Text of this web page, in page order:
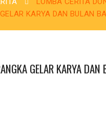
KARYA DAN BULAN
GELAR KARYA